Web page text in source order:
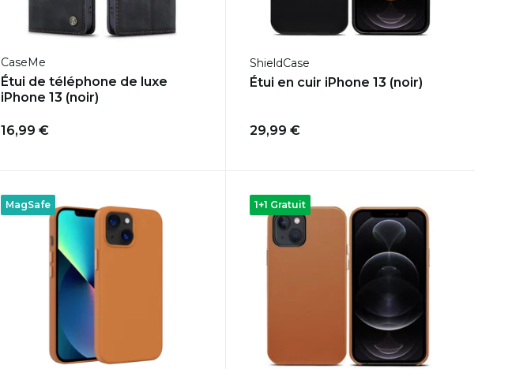
CaseMe
Étui de téléphone de luxe
iPhone 13 (noir)
16,99 €
ShieldCase
Étui en cuir iPhone 13 (noir)
29,99 €
MagSafe 1+1 Gratuit